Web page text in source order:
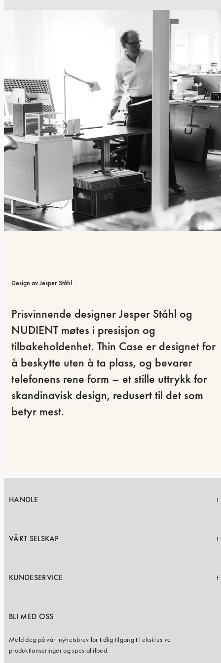
Design av Jesper Ståhl
Prisvinnende designer Jesper Ståhl og
NUDIENT møtes i presisjon og
tilbakeholdenhet. Thin Case er designet for
å beskytte uten å ta plass, og bevarer
telefonens rene form – et stille uttrykk for
skandinavisk design, redusert til det som
betyr mest.
HANDLE
VÅRT SELSKAP
KUNDESERVICE
BLI MED OSS
Meld deg på vårt nyhetsbrev for tidlig tilgang til eksklusive
produktlanseringer og spesialtilbud.